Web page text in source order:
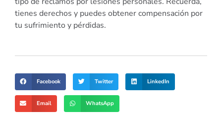
tienes derechos y puedes obtener compensación por
tu sufrimiento y pérdidas.
Facebook Twitter LinkedIn
Email WhatsApp